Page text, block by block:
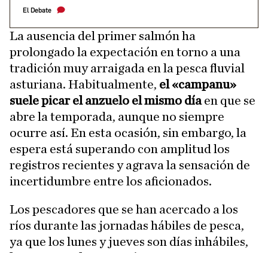
El Debate
La ausencia del primer salmón ha
prolongado la expectación en torno a una
tradición muy arraigada en la pesca fluvial
asturiana. Habitualmente, el «campanu»
suele picar el anzuelo el mismo díaen que se
abre la temporada, aunque no siempre
ocurre así. En esta ocasión, sin embargo, la
espera está superando con amplitud los
registros recientes y agrava la sensación de
incertidumbre entre los aficionados.
Los pescadores que se han acercado a los
ríos durante las jornadas hábiles de pesca,
ya que los lunes y jueves son días inhábiles,